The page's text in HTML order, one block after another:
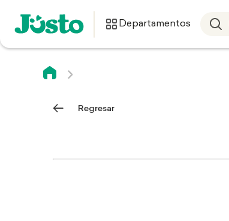
Departamentos
Regresar